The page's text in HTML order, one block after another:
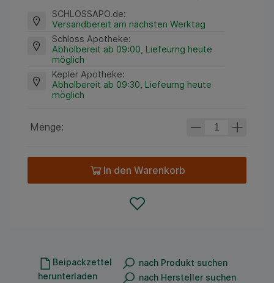
SCHLOSSAPO.de:
Versandbereit am nächsten Werktag
Schloss Apotheke:
Abholbereit ab 09:00, Liefeurng heute
möglich
Kepler Apotheke:
Abholbereit ab 09:30, Liefeurng heute
möglich
Menge:
In den Warenkorb
Beipackzettel
herunterladen
nach Produkt suchen
nach Hersteller suchen